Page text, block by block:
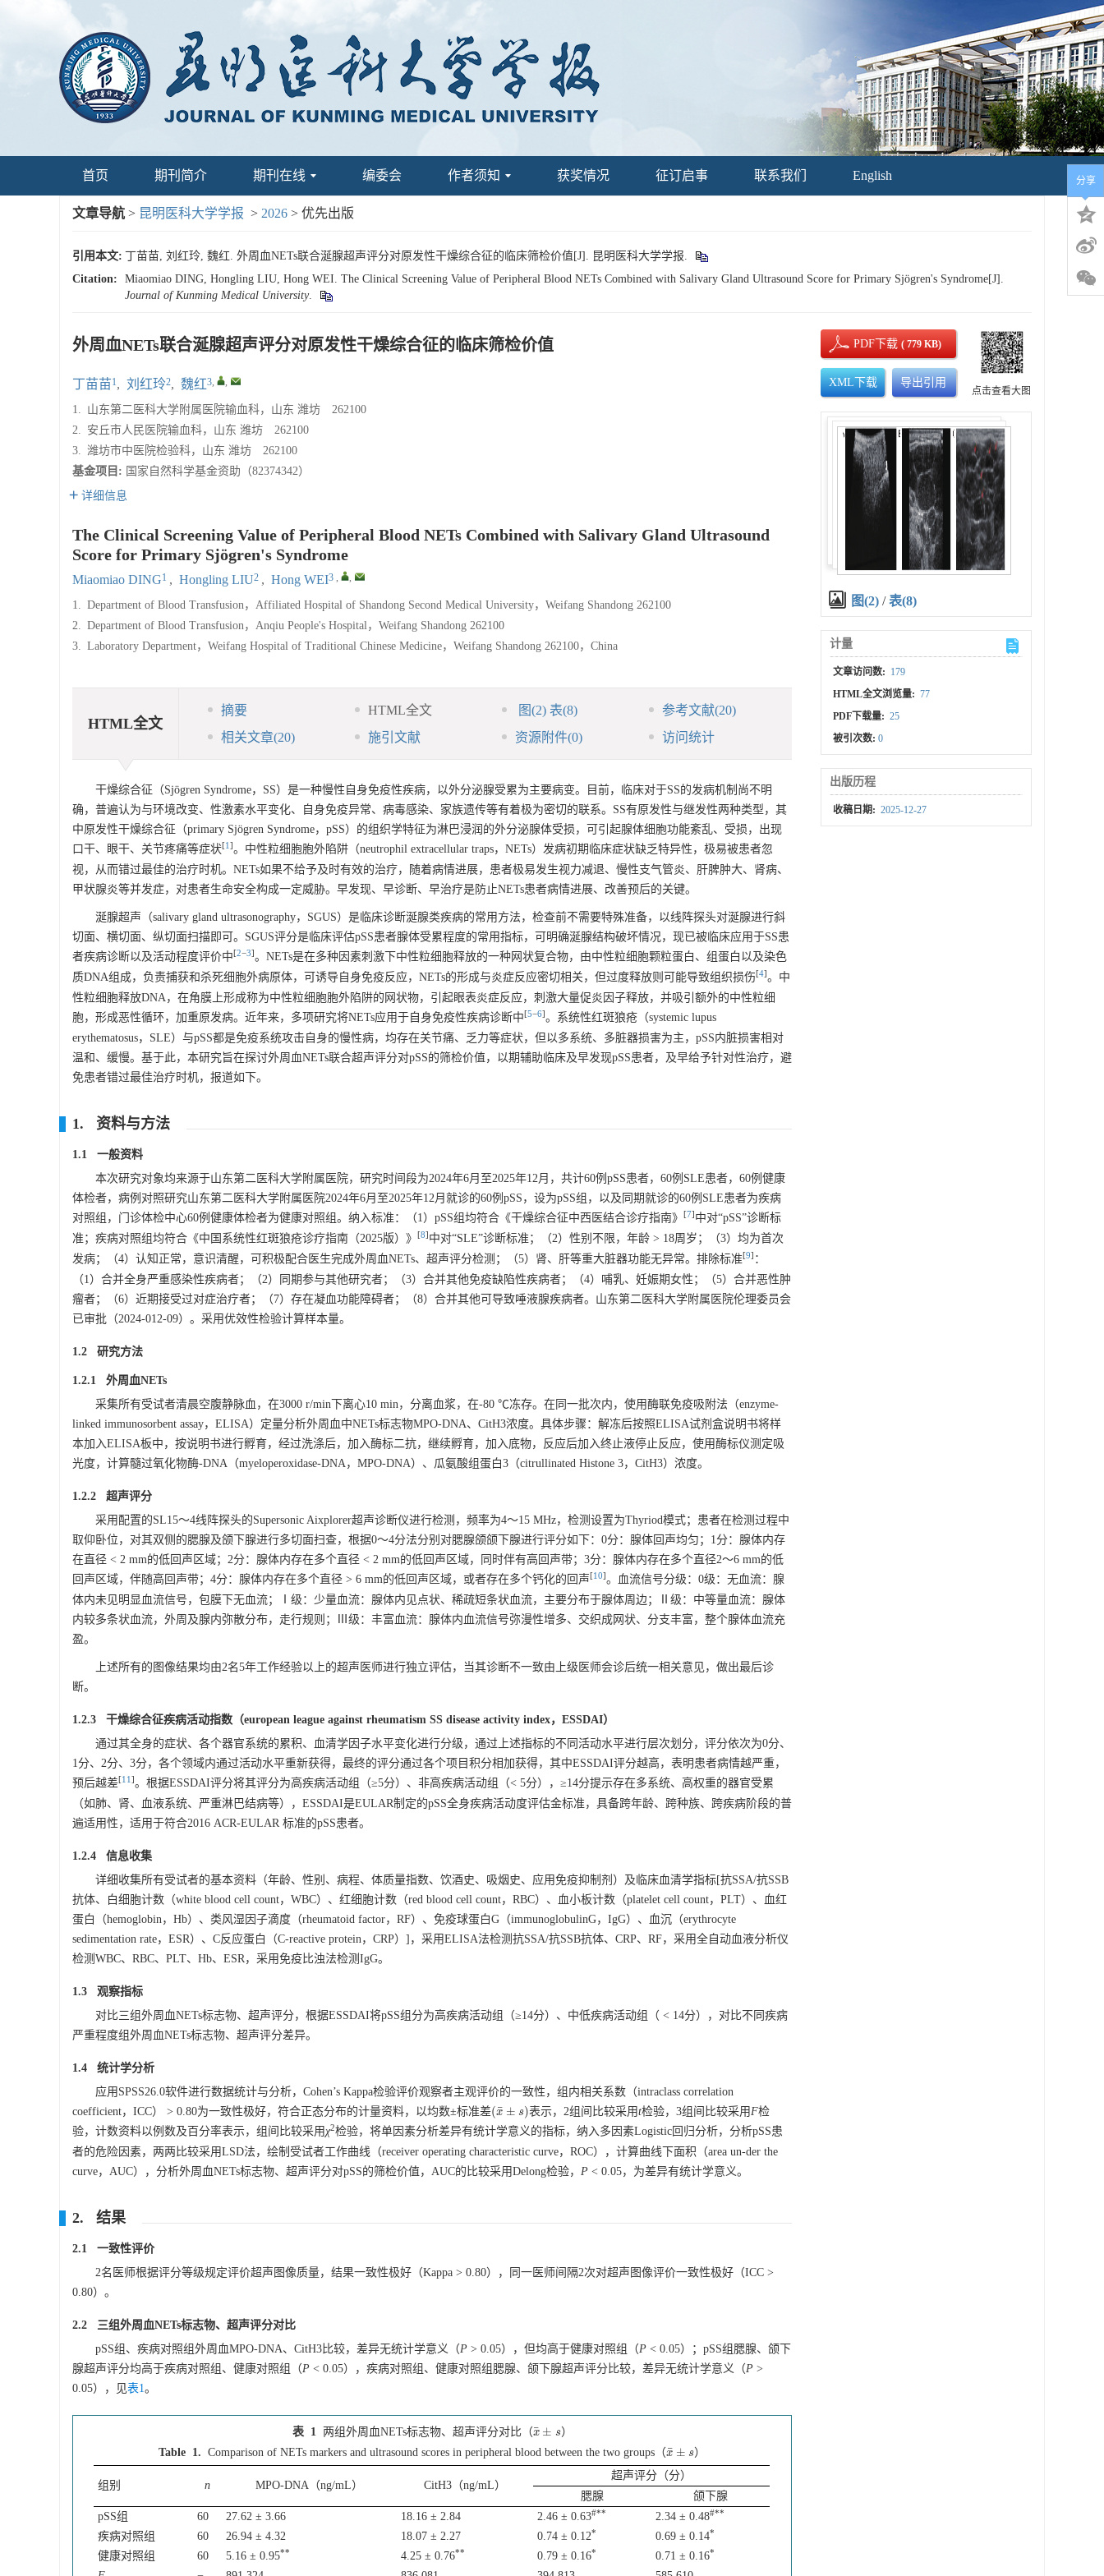
首页 期刊简介 期刊在线 编委会 作者须知 获奖情况 征订启事 联系我们 English
文章导航 > 昆明医科大学学报 > 2026 > 优先出版
引用本文: 丁苗苗, 刘红玲, 魏红. 外周血NETs联合涎腺超声评分对原发性干燥综合征的临床筛检价值[J]. 昆明医科大学学报.
Citation:
Miaomiao DING, Hongling LIU, Hong WEI. The Clinical Screening Value of Peripheral Blood NETs Combined with Salivary Gland Ultrasound Score for Primary Sjögren's Syndrome[J].
Journal of Kunming Medical University.
外周血NETs联合涎腺超声评分对原发性干燥综合征的临床筛检价值
丁苗苗1, 刘红玲2, 魏红3, ,
1. 山东第二医科大学附属医院输血科，山东 潍坊 262100
2. 安丘市人民医院输血科，山东 潍坊 262100
3. 潍坊市中医院检验科，山东 潍坊 262100
基金项目: 国家自然科学基金资助（82374342）
详细信息
The Clinical Screening Value of Peripheral Blood NETs Combined with Salivary Gland Ultrasound
Score for Primary Sjögren's Syndrome
Miaomiao DING1 , Hongling LIU2 , Hong WEI3 , ,
1. Department of Blood Transfusion，Affiliated Hospital of Shandong Second Medical University，Weifang Shandong 262100
2. Department of Blood Transfusion，Anqiu People's Hospital，Weifang Shandong 262100
3. Laboratory Department，Weifang Hospital of Traditional Chinese Medicine，Weifang Shandong 262100，China
HTML全文
摘要 HTML全文 图(2) 表(8) 参考文献(20)
相关文章(20) 施引文献 资源附件(0) 访问统计
干燥综合征（Sjögren Syndrome，SS）是一种慢性自身免疫性疾病，以外分泌腺受累为主要病变。目前，临床对于SS的发病机制尚不明
确，普遍认为与环境改变、性激素水平变化、自身免疫异常、病毒感染、家族遗传等有着极为密切的联系。SS有原发性与继发性两种类型，其
中原发性干燥综合征（primary Sjögren Syndrome，pSS）的组织学特征为淋巴浸润的外分泌腺体受损，可引起腺体细胞功能紊乱、受损，出现
口干、眼干、关节疼痛等症状[1 ]。中性粒细胞胞外陷阱（neutrophil extracellular traps，NETs）发病初期临床症状缺乏特异性，极易被患者忽
视，从而错过最佳的治疗时机。NETs如果不给予及时有效的治疗，随着病情进展，患者极易发生视力减退、慢性支气管炎、肝脾肿大、肾病、
甲状腺炎等并发症，对患者生命安全构成一定威胁。早发现、早诊断、早治疗是防止NETs患者病情进展、改善预后的关键。
涎腺超声（salivary gland ultrasonography，SGUS）是临床诊断涎腺类疾病的常用方法，检查前不需要特殊准备，以线阵探头对涎腺进行斜
切面、横切面、纵切面扫描即可。SGUS评分是临床评估pSS患者腺体受累程度的常用指标，可明确涎腺结构破坏情况，现已被临床应用于SS患
者疾病诊断以及活动程度评价中[2−3]。NETs是在多种因素刺激下中性粒细胞释放的一种网状复合物，由中性粒细胞颗粒蛋白、组蛋白以及染色
质DNA组成，负责捕获和杀死细胞外病原体，可诱导自身免疫反应，NETs的形成与炎症反应密切相关，但过度释放则可能导致组织损伤[4]。中
性粒细胞释放DNA，在角膜上形成称为中性粒细胞胞外陷阱的网状物，引起眼表炎症反应，刺激大量促炎因子释放，并吸引额外的中性粒细
胞，形成恶性循环，加重原发病。近年来，多项研究将NETs应用于自身免疫性疾病诊断中[5−6]。系统性红斑狼疮（systemic lupus
erythematosus，SLE）与pSS都是免疫系统攻击自身的慢性病，均存在关节痛、乏力等症状，但以多系统、多脏器损害为主，pSS内脏损害相对
温和、缓慢。基于此，本研究旨在探讨外周血NETs联合超声评分对pSS的筛检价值，以期辅助临床及早发现pSS患者，及早给予针对性治疗，避
免患者错过最佳治疗时机，报道如下。
1. 资料与方法
1.1 一般资料
本次研究对象均来源于山东第二医科大学附属医院，研究时间段为2024年6月至2025年12月，共计60例pSS患者，60例SLE患者，60例健康
体检者，病例对照研究山东第二医科大学附属医院2024年6月至2025年12月就诊的60例pSS，设为pSS组，以及同期就诊的60例SLE患者为疾病
对照组，门诊体检中心60例健康体检者为健康对照组。纳入标准：（1）pSS组均符合《干燥综合征中西医结合诊疗指南》
[7] 中对“pSS”诊断标
准；疾病对照组均符合《中国系统性红斑狼疮诊疗指南（2025版）》
[8] 中对“SLE”诊断标准；（2）性别不限，年龄 > 18周岁；（3）均为首次
发病；（4）认知正常，意识清醒，可积极配合医生完成外周血NETs、超声评分检测；（5）肾、肝等重大脏器功能无异常。排除标准[9] ：
（1）合并全身严重感染性疾病者；（2）同期参与其他研究者；（3）合并其他免疫缺陷性疾病者；（4）哺乳、妊娠期女性；（5）合并恶性肿
瘤者；（6）近期接受过对症治疗者；（7）存在凝血功能障碍者；（8）合并其他可导致唾液腺疾病者。山东第二医科大学附属医院伦理委员会
已审批（2024-012-09）。采用优效性检验计算样本量。
1.2 研究方法
1.2.1 外周血NETs
采集所有受试者清晨空腹静脉血，在3000 r/min下离心10 min，分离血浆，在-80 ℃冻存。在同一批次内，使用酶联免疫吸附法（enzyme-
linked immunosorbent assay，ELISA）定量分析外周血中NETs标志物MPO-DNA、CitH3浓度。具体步骤：解冻后按照ELISA试剂盒说明书将样
本加入ELISA板中，按说明书进行孵育，经过洗涤后，加入酶标二抗，继续孵育，加入底物，反应后加入终止液停止反应，使用酶标仪测定吸
光度，计算髓过氧化物酶-DNA（myeloperoxidase-DNA，MPO-DNA）、瓜氨酸组蛋白3（citrullinated Histone 3，CitH3）浓度。
1.2.2 超声评分
采用配置的SL15～4线阵探头的Supersonic Aixplorer超声诊断仪进行检测，频率为4～15 MHz，检测设置为Thyriod模式；患者在检测过程中
取仰卧位，对其双侧的腮腺及颌下腺进行多切面扫查，根据0～4分法分别对腮腺颌颌下腺进行评分如下：0分：腺体回声均匀；1分：腺体内存
在直径 < 2 mm的低回声区域；2分：腺体内存在多个直径 < 2 mm的低回声区域，同时伴有高回声带；3分：腺体内存在多个直径2～6 mm的低
回声区域，伴随高回声带；4分：腺体内存在多个直径 > 6 mm的低回声区域，或者存在多个钙化的回声[10]。血流信号分级：0级：无血流：腺
体内未见明显血流信号，包膜下无血流；Ⅰ级：少量血流：腺体内见点状、稀疏短条状血流，主要分布于腺体周边；Ⅱ级：中等量血流：腺体
内较多条状血流，外周及腺内弥散分布，走行规则；Ⅲ级：丰富血流：腺体内血流信号弥漫性增多、交织成网状、分支丰富，整个腺体血流充
盈。
上述所有的图像结果均由2名5年工作经验以上的超声医师进行独立评估，当其诊断不一致由上级医师会诊后统一相关意见，做出最后诊
断。
1.2.3 干燥综合征疾病活动指数（european league against rheumatism SS disease activity index，ESSDAI）
通过其全身的症状、各个器官系统的累积、血清学因子水平变化进行分级，通过上述指标的不同活动水平进行层次划分，评分依次为0分、
1分、2分、3分，各个领域内通过活动水平重新获得，最终的评分通过各个项目积分相加获得，其中ESSDAI评分越高，表明患者病情越严重，
预后越差[11 ]。根据ESSDAI评分将其评分为高疾病活动组（≥5分）、非高疾病活动组（< 5分），≥14分提示存在多系统、高权重的器官受累
（如肺、肾、血液系统、严重淋巴结病等），ESSDAI是EULAR制定的pSS全身疾病活动度评估金标准，具备跨年龄、跨种族、跨疾病阶段的普
遍适用性，适用于符合2016 ACR-EULAR 标准的pSS患者。
1.2.4 信息收集
详细收集所有受试者的基本资料（年龄、性别、病程、体质量指数、饮酒史、吸烟史、应用免疫抑制剂）及临床血清学指标[抗SSA/抗SSB
抗体、白细胞计数（white blood cell count，WBC）、红细胞计数（red blood cell count，RBC）、血小板计数（platelet cell count，PLT）、血红
蛋白（hemoglobin，Hb）、类风湿因子滴度（rheumatoid factor，RF）、免疫球蛋白G（immunoglobulinG，IgG）、血沉（erythrocyte
sedimentation rate，ESR）、C反应蛋白（C-reactive protein，CRP）]，采用ELISA法检测抗SSA/抗SSB抗体、CRP、RF，采用全自动血液分析仪
检测WBC、RBC、PLT、Hb、ESR，采用免疫比浊法检测IgG。
1.3 观察指标
对比三组外周血NETs标志物、超声评分，根据ESSDAI将pSS组分为高疾病活动组（≥14分）、中低疾病活动组（ < 14分），对比不同疾病
严重程度组外周血NETs标志物、超声评分差异。
1.4 统计学分析
应用SPSS26.0软件进行数据统计与分析，Cohen’s Kappa检验评价观察者主观评价的一致性，组内相关系数（intraclass correlation
coefficient，ICC） > 0.80为一致性极好，符合正态分布的计量资料，以均数±标准差(x
¯ ± s)
(x¯ ±s ) 表示，2组间比较采用t检验，3组间比较采用F检
验，计数资料以例数及百分率表示，组间比较采用χ2检验，将单因素分析差异有统计学意义的指标，纳入多因素Logistic回归分析，分析pSS患
者的危险因素，两两比较采用LSD法，绘制受试者工作曲线（receiver operating characteristic curve，ROC），计算曲线下面积（area un-der the
curve，AUC），分析外周血NETs标志物、超声评分对pSS的筛检价值，AUC的比较采用Delong检验， P < 0.05，为差异有统计学意义。
2. 结果
2.1 一致性评价
2名医师根据评分等级规定评价超声图像质量，结果一致性极好（Kappa > 0.80），同一医师间隔2次对超声图像评价一致性极好（ICC >
0.80）。
2.2 三组外周血NETs标志物、超声评分对比
pSS组、疾病对照组外周血MPO-DNA、CitH3比较，差异无统计学意义（P > 0.05），但均高于健康对照组（P < 0.05）；pSS组腮腺、颌下
腺超声评分均高于疾病对照组、健康对照组（P < 0.05），疾病对照组、健康对照组腮腺、颌下腺超声评分比较，差异无统计学意义（P >
0.05），见表1。
表 1 两组外周血NETs标志物、超声评分对比（x
¯ ± s
x¯±s
）
Table 1. Comparison of NETs markers and ultrasound scores in peripheral blood between the two groups（x
¯ ± s
x¯±s ）
组别 n MPO-DNA（ng/mL） CitH3（ng/mL）
超声评分（分）
腮腺
颌下腺
pSS组
60 27.62 ± 3.66 18.16 ± 2.84 2.46 ± 0.63#** 2.34 ± 0.48#**
疾病对照组 60 26.94 ± 4.32 18.07 ± 2.27 0.74 ± 0.12* 0.69 ± 0.14*
健康对照组 60 5.16 ± 0.95** 4.25 ± 0.76** 0.79 ± 0.16* 0.71 ± 0.16*
PDF下载( 779 KB)
XML下载 导出引用
点击查看大图
图(2) /表(8)
计量
文章访问数: 179
HTML全文浏览量: 77
PDF下载量: 25
被引次数:0
出版历程
收稿日期: 2025-12-27
分享